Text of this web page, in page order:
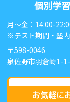
個別学
月〜金：14:00-
※テスト期間・塾
〒598-0046
泉佐野市羽倉崎1-
お気軽に